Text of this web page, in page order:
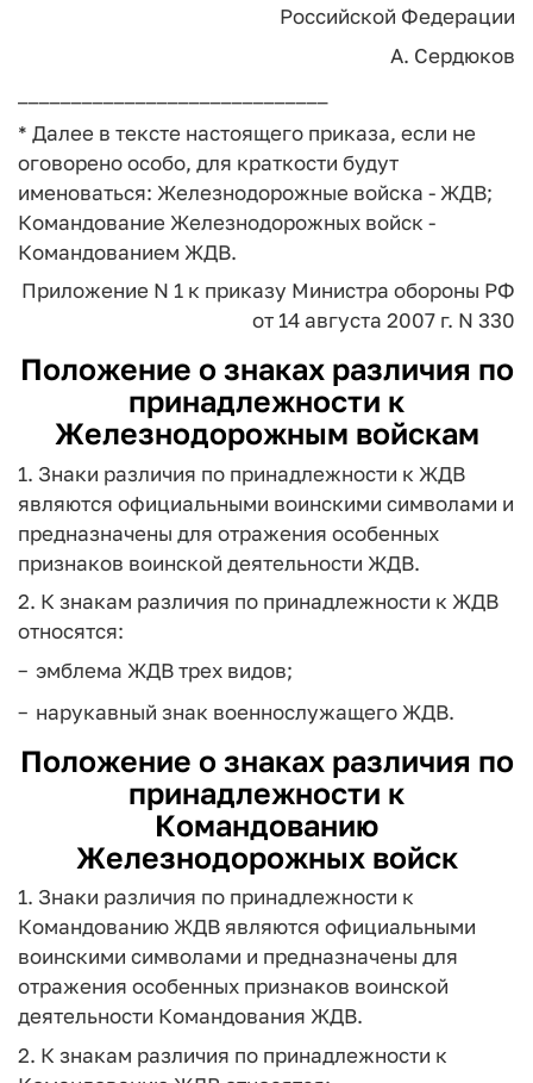
Российской Федерации
А. Сердюков
* Далее в тексте настоящего приказа, если не
оговорено особо, для краткости будут
именоваться: Железнодорожные войска - ЖДВ;
Командование Железнодорожных войск -
Командованием ЖДВ.
Приложение N 1 к приказу Министра обороны РФ
от 14 августа 2007 г. N 330
Положение о знаках различия по
принадлежности к
Железнодорожным войскам
1. Знаки различия по принадлежности к ЖДВ
являются официальными воинскими символами и
предназначены для отражения особенных
признаков воинской деятельности ЖДВ.
2. К знакам различия по принадлежности к ЖДВ
относятся:
эмблема ЖДВ трех видов;
нарукавный знак военнослужащего ЖДВ.
Положение о знаках различия по
принадлежности к
Командованию
Железнодорожных войск
1. Знаки различия по принадлежности к
Командованию ЖДВ являются официальными
воинскими символами и предназначены для
отражения особенных признаков воинской
деятельности Командования ЖДВ.
2. К знакам различия по принадлежности к